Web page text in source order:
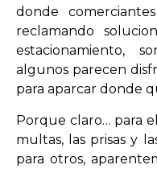
donde
reclamando
estacionamiento,
algunos parecen
para aparcar donde
Porque claro… para
multas, las prisas y
para otros,